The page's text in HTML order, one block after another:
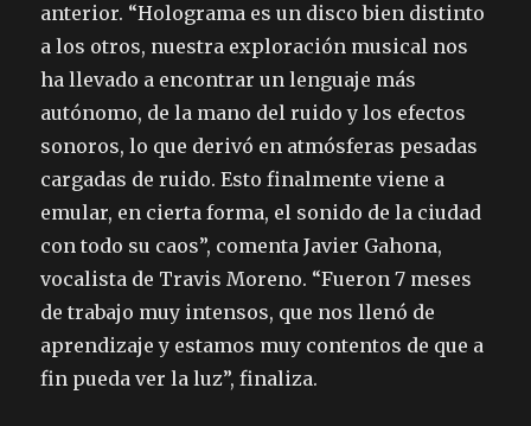
anterior. “Holograma es un disco bien distinto
a los otros, nuestra exploración musical nos
ha llevado a encontrar un lenguaje más
autónomo, de la mano del ruido y los efectos
sonoros, lo que derivó en atmósferas pesadas
cargadas de ruido. Esto finalmente viene a
emular, en cierta forma, el sonido de la ciudad
con todo su caos”, comenta Javier Gahona,
vocalista de Travis Moreno. “Fueron 7 meses
de trabajo muy intensos, que nos llenó de
aprendizaje y estamos muy contentos de que a
fin pueda ver la luz”, finaliza.